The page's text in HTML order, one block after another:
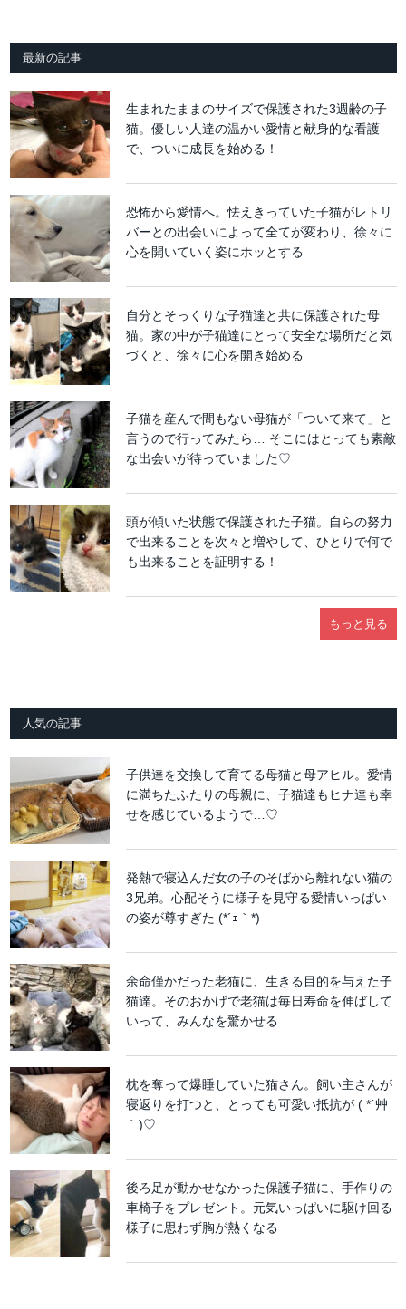
最新の記事
生まれたままのサイズで保護された3週齢の子
猫。優しい人達の温かい愛情と献身的な看護
で、ついに成長を始める！
恐怖から愛情へ。怯えきっていた子猫がレトリ
バーとの出会いによって全てが変わり、徐々に
心を開いていく姿にホッとする
自分とそっくりな子猫達と共に保護された母
猫。家の中が子猫達にとって安全な場所だと気
づくと、徐々に心を開き始める
子猫を産んで間もない母猫が「ついて来て」と
言うので行ってみたら… そこにはとっても素敵
な出会いが待っていました♡
頭が傾いた状態で保護された子猫。自らの努力
で出来ることを次々と増やして、ひとりで何で
も出来ることを証明する！
もっと見る
人気の記事
子供達を交換して育てる母猫と母アヒル。愛情
に満ちたふたりの母親に、子猫達もヒナ達も幸
せを感じているようで…♡
発熱で寝込んだ女の子のそばから離れない猫の
3兄弟。心配そうに様子を見守る愛情いっぱい
の姿が尊すぎた (*´ｪ｀*)
余命僅かだった老猫に、生きる目的を与えた子
猫達。そのおかげで老猫は毎日寿命を伸ばして
いって、みんなを驚かせる
枕を奪って爆睡していた猫さん。飼い主さんが
寝返りを打つと、とっても可愛い抵抗が ( *´艸
｀)♡
後ろ足が動かせなかった保護子猫に、手作りの
車椅子をプレゼント。元気いっぱいに駆け回る
様子に思わず胸が熱くなる